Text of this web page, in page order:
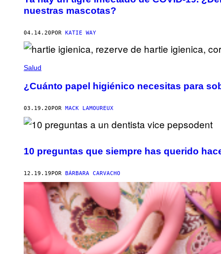
nuestras mascotas?
04.14.20POR KATIE WAY
Salud
¿Cuánto papel higiénico necesitas para
03.19.20 POR MACK LAMOUREUX
10 preguntas que siempre has querido
12.19.19POR BÁRBARA CARVACHO